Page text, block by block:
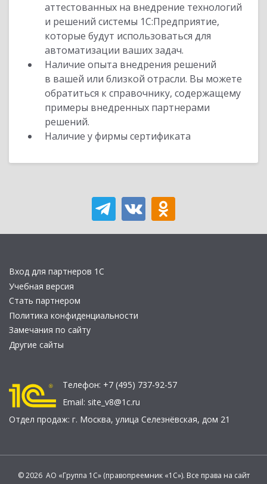
аттестованных на внедрение технологий
и решений системы 1С:Предприятие,
которые будут использоваться для
автоматизации ваших задач.
Наличие опыта внедрения решений
в вашей или близкой отрасли. Вы можете
обратиться к справочнику, содержащему
примеры внедренных партнерами
решений.
Наличие у фирмы сертификата
Вход для партнеров 1С
Учебная версия
Стать партнером
Политика конфиденциальности
Замечания по сайту
Другие сайты
Телефон: +7 (495) 737-92-57
Email: site_v8@1c.ru
Отдел продаж: г. Москва, улица Селезнёвская, дом 21
© 2026 АО «Группа 1С» (правопреемник «1С»). Все права на сайт